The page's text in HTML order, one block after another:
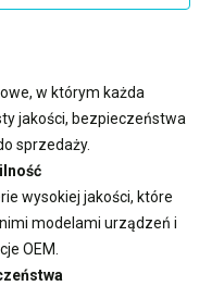
w którym każda
jakości, bezpieczeństwa
sprzedaży.
wysokiej jakości, które
modelami urządzeń i
OEM.